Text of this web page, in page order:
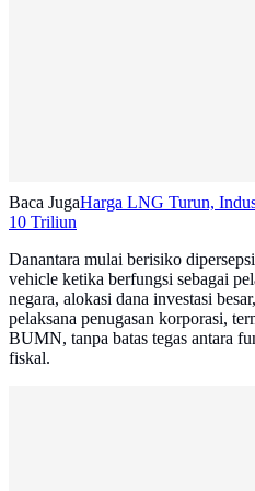
Baca JugaHarga LNG Turun,
10 Triliun
Danantara mulai berisiko
vehicle ketika berfungsi sebagai
negara, alokasi dana investasi
pelaksana penugasan korporasi,
BUMN, tanpa batas tegas antara
fiskal.